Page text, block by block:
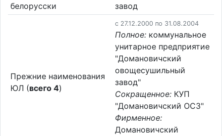
белорусски
завод
Прежние наименования
ЮЛ (всего 4)
c 27.12.2000 по 31.08.2004
Полное: коммунальное
унитарное предприятие
"Домановичский
овощесушильный
завод"
Сокращенное: КУП
"Домановичский ОСЗ"
Фирменное:
Домановичский